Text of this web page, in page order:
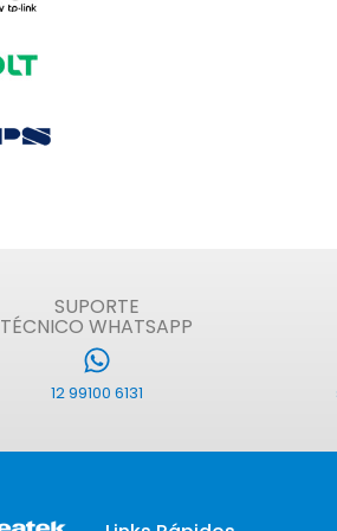
SUPORTE
TÉCNICO WHATSAPP
12 99100 6131